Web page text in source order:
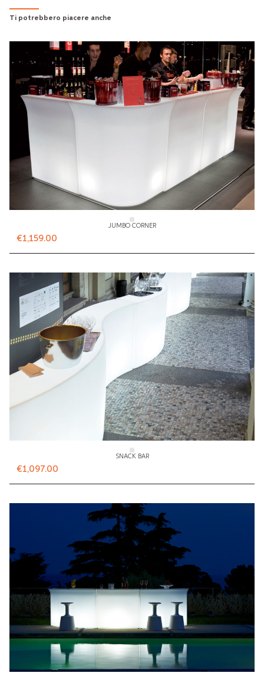
Ti potrebbero piacere anche
JUMBO CORNER
€1,159.00
SNACK BAR
€1,097.00